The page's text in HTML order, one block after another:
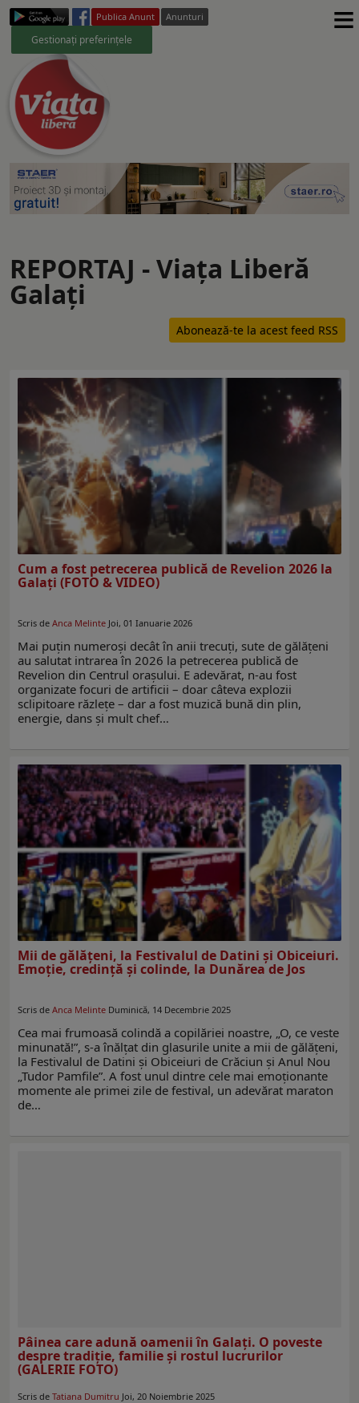
Publica Anunt Anunturi
Gestionați preferințele ≡
REPORTAJ - Viaţa Liberă
Galaţi
Abonează-te la acest feed RSS
Cum a fost petrecerea publică de Revelion 2026 la
Galaţi (FOTO & VIDEO)
Scris de Anca Melinte Joi, 01 Ianuarie 2026
Mai puţin numeroşi decât în anii trecuţi, sute de gălăţeni
au salutat intrarea în 2026 la petrecerea publică de
Revelion din Centrul oraşului. E adevărat, n-au fost
organizate focuri de artificii – doar câteva explozii
sclipitoare răzleţe – dar a fost muzică bună din plin,
energie, dans şi mult chef…
Mii de gălăţeni, la Festivalul de Datini şi Obiceiuri.
Emoţie, credinţă şi colinde, la Dunărea de Jos
Scris de Anca Melinte Duminică, 14 Decembrie 2025
Cea mai frumoasă colindă a copilăriei noastre, „O, ce veste
minunată!”, s-a înălţat din glasurile unite a mii de gălăţeni,
la Festivalul de Datini și Obiceiuri de Crăciun și Anul Nou
„Tudor Pamfile”. A fost unul dintre cele mai emoţionante
momente ale primei zile de festival, un adevărat maraton
de…
Pâinea care adună oamenii în Galați. O poveste
despre tradiție, familie și rostul lucrurilor
(GALERIE FOTO)
Scris de Tatiana Dumitru Joi, 20 Noiembrie 2025